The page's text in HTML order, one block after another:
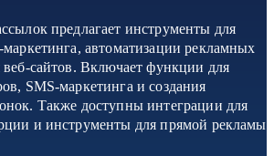
предлагает инструменты для
маркетинга, автоматизации рекламных
веб-сайтов. Включает функции для
SMS-маркетинга и создания
Также доступны интеграции для
и инструменты для прямой рекламы